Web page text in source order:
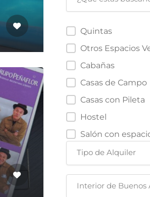
Quintas
Otros Espacios
Cabañas
Casas de Campo
Casas con Pileta
Hostel
Salón con
Tipo de Alquiler
Interior de Buenos